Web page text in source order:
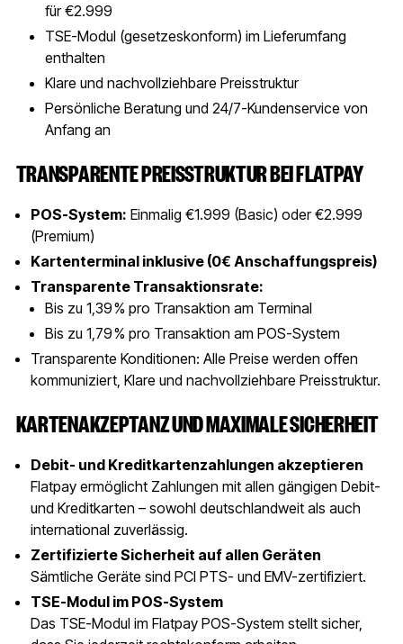
für €2.999
TSE-Modul (gesetzeskonform) im Lieferumfang
enthalten
Klare und nachvollziehbare Preisstruktur
Persönliche Beratung und 24/7-Kundenservice von
Anfang an
TRANSPARENTE PREISSTRUKTUR BEI FLATPAY
POS-System: Einmalig €1.999 (Basic) oder €2.999
(Premium)
Kartenterminal inklusive (0€ Anschaffungspreis)
Transparente Transaktionsrate:
Bis zu 1,39 % pro Transaktion am Terminal
Bis zu 1,79 % pro Transaktion am POS-System
Transparente Konditionen: Alle Preise werden offen
kommuniziert, Klare und nachvollziehbare Preisstruktur.
KARTENAKZEPTANZ UND MAXIMALE SICHERHEIT
Debit- und Kreditkartenzahlungen akzeptieren
Flatpay ermöglicht Zahlungen mit allen gängigen Debit-
und Kreditkarten – sowohl deutschlandweit als auch
international zuverlässig.
Zertifizierte Sicherheit auf allen Geräten
Sämtliche Geräte sind PCI PTS- und EMV-zertifiziert.
TSE-Modul im POS-System
Das TSE-Modul im Flatpay POS-System stellt sicher,